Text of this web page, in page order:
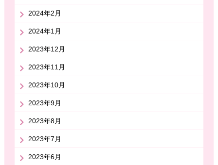
2024年2月
2024年1月
2023年12月
2023年11月
2023年10月
2023年9月
2023年8月
2023年7月
2023年6月